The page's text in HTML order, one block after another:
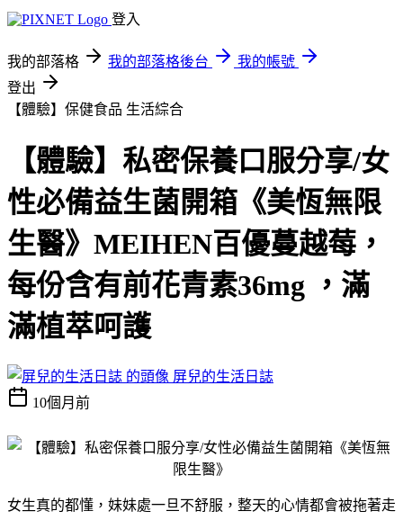
登入
我的部落格 我的部落格後台
我的帳號
登出
【體驗】保健食品 生活綜合
【體驗】私密保養口服分享/女
性必備益生菌開箱《美恆無限
生醫》MEIHEN百優蔓越莓，
每份含有前花青素36mg ，滿
滿植萃呵護
屏兒的生活日誌
10個月前
女生真的都懂，妹妹處一旦不舒服，整天的心情都會被拖著走